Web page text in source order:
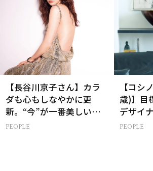
【長谷川京子さん】カラ
ダも心もしなやかに更
新。“今”が一番美しい
［特別画像集］
PEOPLE
【コシ
歳)】目
デザイ
と筋ト
PEOPLE